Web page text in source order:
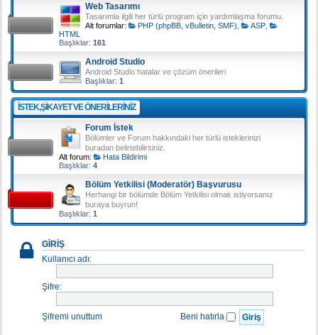
Web Tasarımı
Tasarımla ilgili her türlü program için yardımlaşma forumu.
Alt forumlar:
PHP (phpBB, vBulletin, SMF) ASP,
HTML
Başlıklar: 161
Android Studio
Android Studio hatalar ve çözüm önerileri
Başlıklar: 1
İSTEK,ŞIKAYET VE ÖNERILERINIZ
Forum İstek
Bölümler ve Forum hakkındaki her türlü isteklerinizi
buradan belirtebilirsiniz.
Alt forum:
Hata Bildirimi
Başlıklar: 4
Bölüm Yetkilisi (Moderatör) Başvurusu
Herhangi bir bölümde Bölüm Yetkilisi olmak istiyorsanız
buraya buyrun!
Başlıklar: 1
GIRIŞ
Kullanıcı adı:
Şifre:
Şifremi unuttum Beni hatırla